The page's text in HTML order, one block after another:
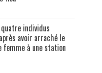
individus
avoir arraché le
femme à une station